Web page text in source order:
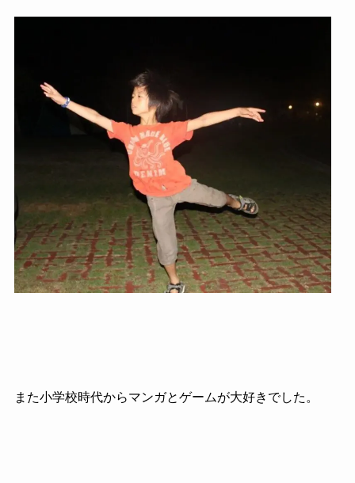
また小学校時代からマンガとゲームが大好きでした。